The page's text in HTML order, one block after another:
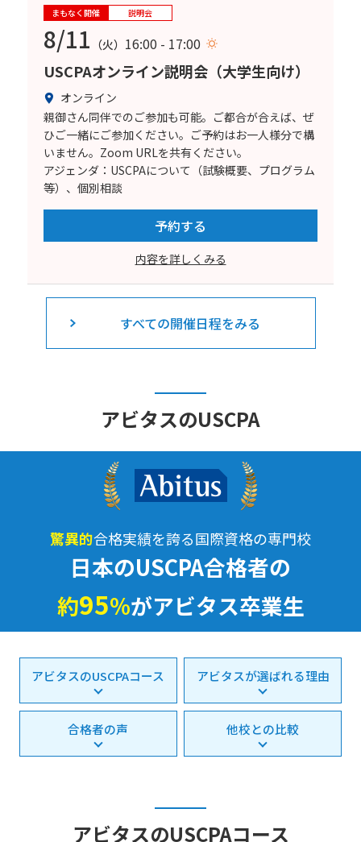
まもなく開催 説明会
8/11 （火） 16:00 - 17:00
USCPAオンライン説明会（大学生向け）
オンライン
親御さん同伴でのご参加も可能。ご都合が合えば、ぜ
ひご一緒にご参加ください。ご予約はお一人様分で構
いません。Zoom URLを共有ください。
アジェンダ：USCPAについて（試験概要、プログラム
等）、個別相談
予約する
内容を詳しくみる
すべての開催日程をみる
アビタスのUSCPA
驚異的合格実績を誇る国際資格の専門校
日本のUSCPA合格者の
約95%がアビタス卒業生
アビタスのUSCPAコース アビタスが選ばれる理由
合格者の声 他校との比較
アビタスのUSCPAコース